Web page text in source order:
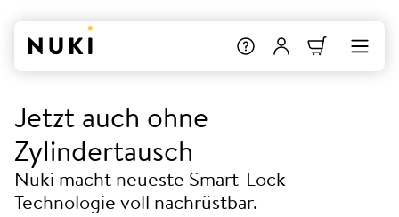
Jetzt auch ohne
Zylindertausch
Nuki macht neueste Smart-Lock-
Technologie voll nachrüstbar.